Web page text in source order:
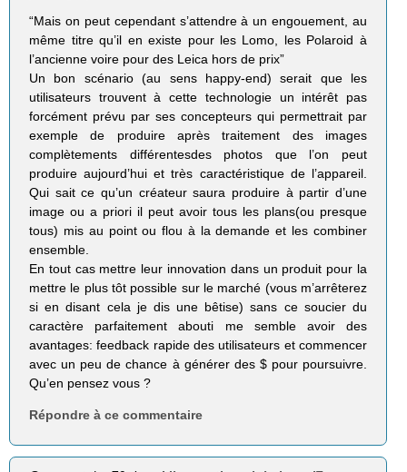
“Mais on peut cependant s’attendre à un engouement, au
même titre qu’il en existe pour les Lomo, les Polaroid à
l’ancienne voire pour des Leica hors de prix”
Un bon scénario (au sens happy-end) serait que les
utilisateurs trouvent à cette technologie un intérêt pas
forcément prévu par ses concepteurs qui permettrait par
exemple de produire après traitement des images
complètements différentesdes photos que l’on peut
produire aujourd’hui et très caractéristique de l’appareil.
Qui sait ce qu’un créateur saura produire à partir d’une
image ou a priori il peut avoir tous les plans(ou presque
tous) mis au point ou flou à la demande et les combiner
ensemble.
En tout cas mettre leur innovation dans un produit pour la
mettre le plus tôt possible sur le marché (vous m’arrêterez
si en disant cela je dis une bêtise) sans ce soucier du
caractère parfaitement abouti me semble avoir des
avantages: feedback rapide des utilisateurs et commencer
avec un peu de chance à générer des $ pour poursuivre.
Qu’en pensez vous ?
Répondre à ce commentaire